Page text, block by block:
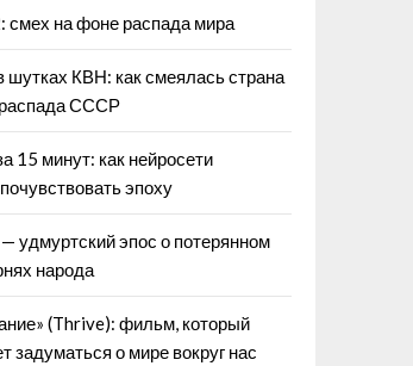
на фоне распада мира
шутках КВН: как смеялась страна
распада СССР
15 минут: как нейросети
эпоху
удмуртский эпос о потерянном
народа
(Thrive): фильм, который
задуматься о мире вокруг нас